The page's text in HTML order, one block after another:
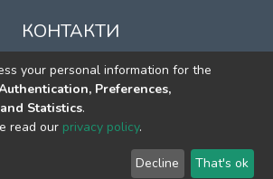
КОНТАКТИ
вул. Григорія Сковороди, 2
к. 1, к. 120
тел. (044) 463-69-31
ekmair@ukma.edu.ua
your personal information for the
Preferences,
Statistics.
read our privacy policy.
Decline That's ok